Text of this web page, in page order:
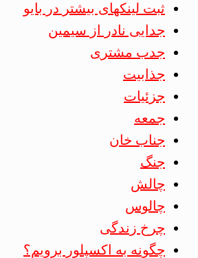
ثبت لینکهای بیشتر در بایو
جدایی نادر از سیمین
جدب مشتری
جذابیت
جزئیات
جمعه
جناب خان
جنگ
چالش
چالوس
چرخ زندگی
چگونه به اکسپلور برویم؟